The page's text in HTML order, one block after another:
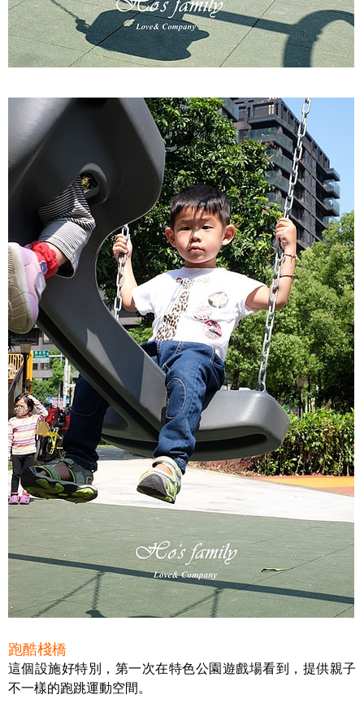
跑酷棧橋
這個設施好特別，第一次在特色公園遊戲場看到，提供親子
不一樣的跑跳運動空間。